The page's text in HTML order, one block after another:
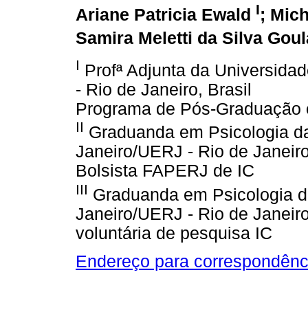
Ariane Patricia Ewald I;
Samira Meletti da Silva
I Profª Adjunta da
- Rio de Janeiro, Brasil
Programa de Pós-
II Graduanda em Psicologia
Janeiro/UERJ - Rio de
Bolsista FAPERJ de IC
III Graduanda em Psicologia
Janeiro/UERJ - Rio de
voluntária de pesquisa IC
Endereço para